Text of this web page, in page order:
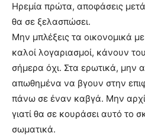
Ηρεμία πρώτα, αποφάσεις
θα σε ξελασπώσει.
Μην μπλέξεις τα οικονομικά
καλοί λογαριασμοί, κάνουν
σήμερα όχι. Στα ερωτικά, μην
απωθημένα να βγουν στην
πάνω σε έναν καβγά. Μην
γιατί θα σε κουράσει αυτό το
σωματικά.